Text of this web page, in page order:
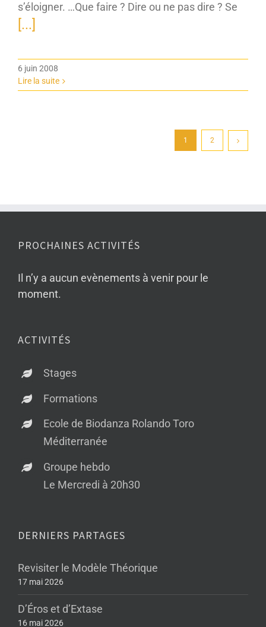
s’éloigner. …Que faire ? Dire ou ne pas dire ? Se
[...]
6 juin 2008
Lire la suite
1 2
PROCHAINES ACTIVITÉS
Il n’y a aucun evènements à venir pour le
moment.
ACTIVITÉS
Stages
Formations
Ecole de Biodanza Rolando Toro
Méditerranée
Groupe hebdo
Le Mercredi à 20h30
DERNIERS PARTAGES
Revisiter le Modèle Théorique
17 mai 2026
D’Éros et d’Extase
16 mai 2026